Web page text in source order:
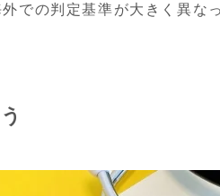
での判定基準が大きく異な